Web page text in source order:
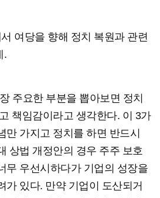
여당을 향해 정치 복원과 관련
.
주요한 부분을 뽑아보면 정치
책임감이라고 생각한다. 이 3가
만 가지고 정치를 하면 반드시
상법 개정안의 경우 주주 보호
무 우선시하다가 기업의 성장을
가 있다. 만약 기업이 도산되거